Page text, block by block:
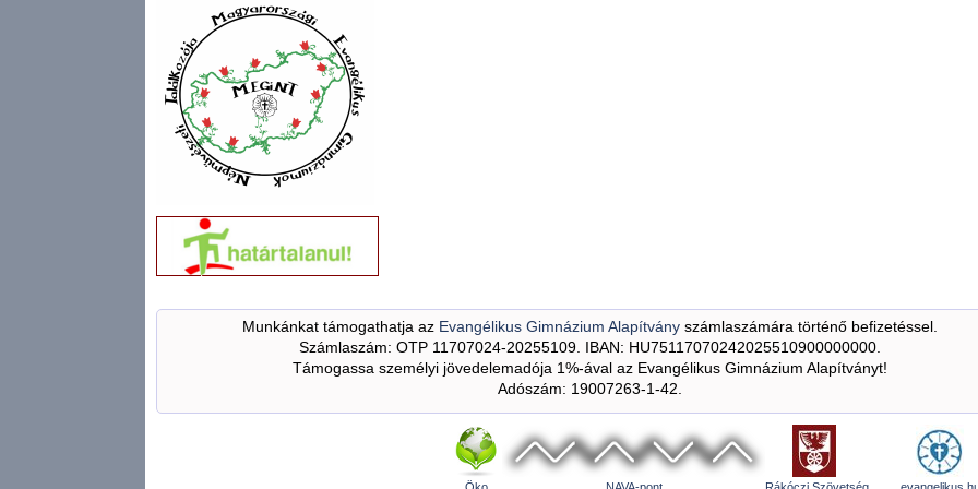
Munkánkat támogathatja az Evangélikus Gimnázium Alapítványszámlaszámára történő befizetéssel.
Számlaszám: OTP 11707024-20255109. IBAN: HU75117070242025510900000000.
Támogassa személyi jövedelemadója 1%-ával az Evangélikus Gimnázium Alapítványt!
Adószám: 19007263-1-42.